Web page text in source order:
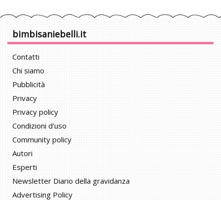
bimbisaniebelli.it
Contatti
Chi siamo
Pubblicità
Privacy
Privacy policy
Condizioni d'uso
Community policy
Autori
Esperti
Newsletter Diario della gravidanza
Advertising Policy